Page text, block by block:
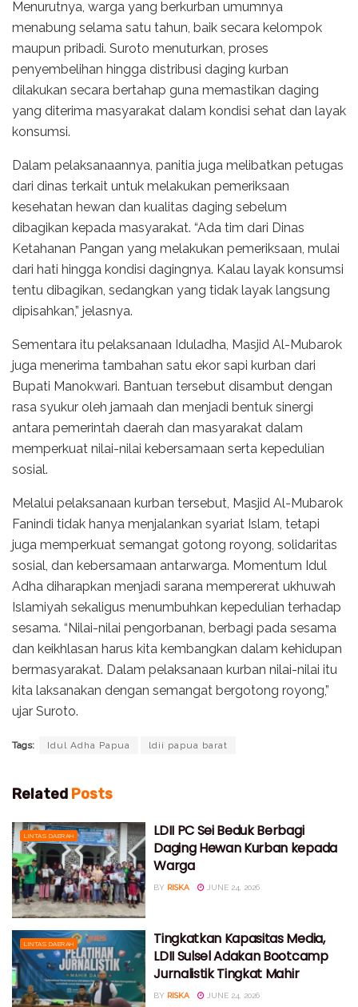
Menurutnya, warga yang berkurban umumnya
menabung selama satu tahun, baik secara kelompok
maupun pribadi. Suroto menuturkan, proses
penyembelihan hingga distribusi daging kurban
dilakukan secara bertahap guna memastikan daging
yang diterima masyarakat dalam kondisi sehat dan layak
konsumsi.
Dalam pelaksanaannya, panitia juga melibatkan petugas
dari dinas terkait untuk melakukan pemeriksaan
kesehatan hewan dan kualitas daging sebelum
dibagikan kepada masyarakat. “Ada tim dari Dinas
Ketahanan Pangan yang melakukan pemeriksaan, mulai
dari hati hingga kondisi dagingnya. Kalau layak konsumsi
tentu dibagikan, sedangkan yang tidak layak langsung
dipisahkan,” jelasnya.
Sementara itu pelaksanaan Iduladha, Masjid Al-Mubarok
juga menerima tambahan satu ekor sapi kurban dari
Bupati Manokwari. Bantuan tersebut disambut dengan
rasa syukur oleh jamaah dan menjadi bentuk sinergi
antara pemerintah daerah dan masyarakat dalam
memperkuat nilai-nilai kebersamaan serta kepedulian
sosial.
Melalui pelaksanaan kurban tersebut, Masjid Al-Mubarok
Fanindi tidak hanya menjalankan syariat Islam, tetapi
juga memperkuat semangat gotong royong, solidaritas
sosial, dan kebersamaan antarwarga. Momentum Idul
Adha diharapkan menjadi sarana mempererat ukhuwah
Islamiyah sekaligus menumbuhkan kepedulian terhadap
sesama. “Nilai-nilai pengorbanan, berbagi pada sesama
dan keikhlasan harus kita kembangkan dalam kehidupan
bermasyarakat. Dalam pelaksanaan kurban nilai-nilai itu
kita laksanakan dengan semangat bergotong royong,”
ujar Suroto.
Tags: Idul Adha Papua ldii papua barat
Related Posts
LINTAS DAERAH
LDII PC Sei Beduk Berbagi
Daging Hewan Kurban kepada
Warga
BY RISKA JUNE 24, 2026
LINTAS DAERAH
Tingkatkan Kapasitas Media,
LDII Sulsel Adakan Bootcamp
Jurnalistik Tingkat Mahir
BY RISKA JUNE 24, 2026